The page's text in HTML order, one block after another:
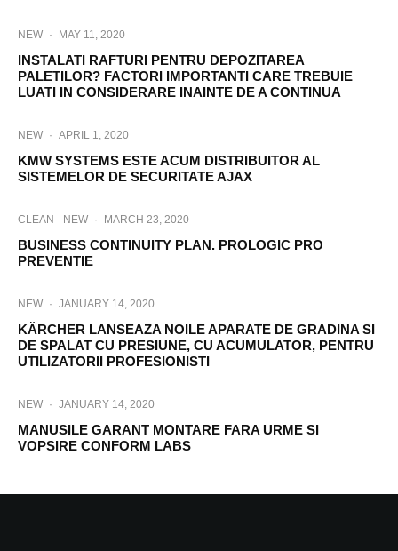
NEW · MAY 11, 2020
INSTALATI RAFTURI PENTRU DEPOZITAREA
PALETILOR? FACTORI IMPORTANTI CARE TREBUIE
LUATI IN CONSIDERARE INAINTE DE A CONTINUA
NEW · APRIL 1, 2020
KMW SYSTEMS ESTE ACUM DISTRIBUITOR AL
SISTEMELOR DE SECURITATE AJAX
CLEAN NEW · MARCH 23, 2020
BUSINESS CONTINUITY PLAN. PROLOGIC PRO
PREVENTIE
NEW · JANUARY 14, 2020
KÄRCHER LANSEAZA NOILE APARATE DE GRADINA SI
DE SPALAT CU PRESIUNE, CU ACUMULATOR, PENTRU
UTILIZATORII PROFESIONISTI
NEW · JANUARY 14, 2020
MANUSILE GARANT MONTARE FARA URME SI
VOPSIRE CONFORM LABS